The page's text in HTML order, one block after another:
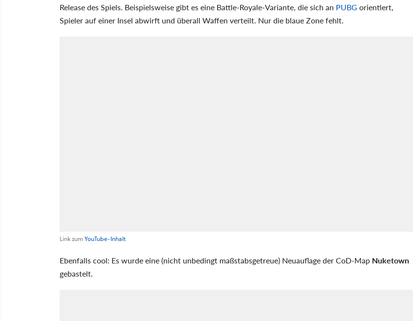
Release des Spiels. Beispielsweise gibt es eine Battle-Royale-Variante, die sich an PUBG orientiert,
Spieler auf einer Insel abwirft und überall Waffen verteilt. Nur die blaue Zone fehlt.
Link zum YouTube-Inhalt
Ebenfalls cool: Es wurde eine (nicht unbedingt maßstabsgetreue) Neuauflage der CoD-Map Nuketown
gebastelt.